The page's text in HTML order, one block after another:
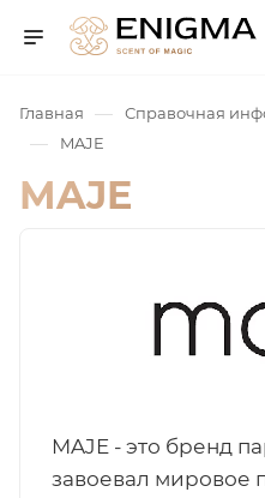
Главная — Справочная
— MAJE
MAJE
MAJE - это бренд
завоевал мировое